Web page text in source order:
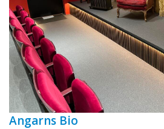
Angarns Bio